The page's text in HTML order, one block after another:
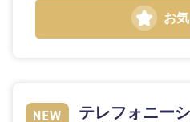
お
テレフォニー